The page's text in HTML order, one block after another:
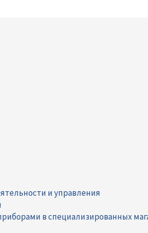
и управления
в специализированных